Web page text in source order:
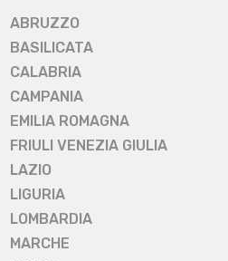
ABRUZZO
BASILICATA
CALABRIA
CAMPANIA
EMILIA ROMAGNA
FRIULI VENEZIA GIULIA
LAZIO
LIGURIA
LOMBARDIA
MARCHE